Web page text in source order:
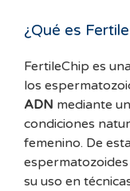
¿Qué es
FertileChip es
los
ADN mediante
condiciones
femenino. De
su uso en